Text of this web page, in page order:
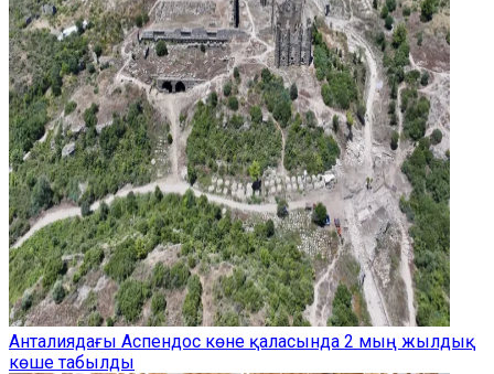
Анталиядағы Аспендос көне қаласында 2 мың жылдық
көше табылды